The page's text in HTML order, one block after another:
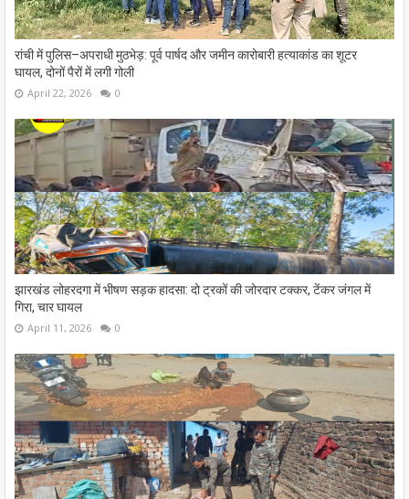
रांची में पुलिस–अपराधी मुठभेड़: पूर्व पार्षद और जमीन कारोबारी हत्याकांड का शूटर
घायल, दोनों पैरों में लगी गोली
April 22, 2026 0
झारखंड लोहरदगा में भीषण सड़क हादसा: दो ट्रकों की जोरदार टक्कर, टेंकर जंगल में
गिरा, चार घायल
April 11, 2026 0